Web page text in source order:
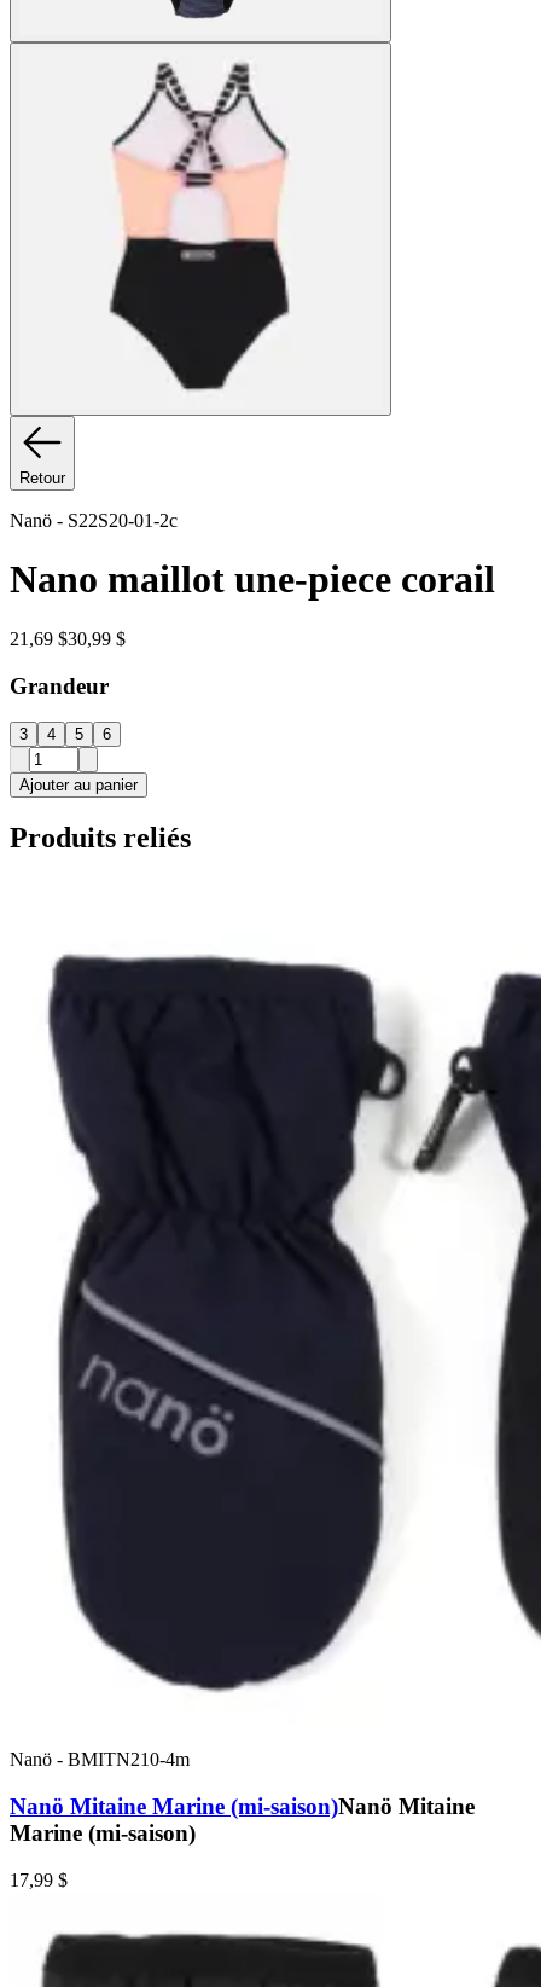
Retour
Nanö - S22S20-01-2c
Nano maillot une-piece corail
21,69 $30,99 $
Grandeur
3 4 5 6
Ajouter au panier
Produits reliés
Nanö - BMITN210-4m
Nanö Mitaine Marine (mi-saison)Nanö Mitaine
Marine (mi-saison)
17,99 $